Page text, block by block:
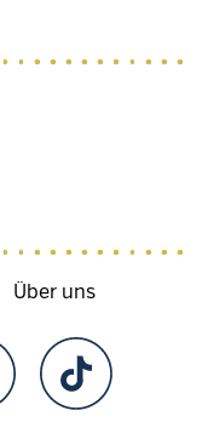
Über uns